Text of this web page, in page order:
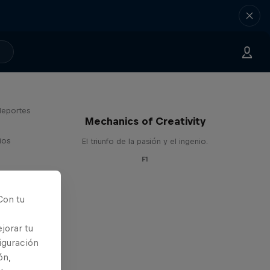
Mechanics of Creativity
El triunfo de la pasión y el ingenio.
F1
tu
tu